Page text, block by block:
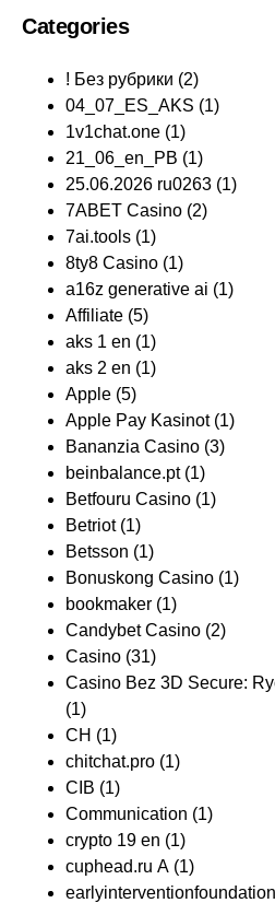
Categories
! Без рубрики (2)
04_07_ES_AKS (1)
1v1chat.one (1)
21_06_en_PB (1)
25.06.2026 ru0263 (1)
7ABET Casino (2)
7ai.tools (1)
8ty8 Casino (1)
a16z generative ai (1)
Affiliate (5)
aks 1 en (1)
aks 2 en (1)
Apple (5)
Apple Pay Kasinot(1)
Bananzia Casino (3)
beinbalance.pt(1)
Betfouru Casino (1)
Betriot(1)
Betsson (1)
Bonuskong Casino (1)
bookmaker (1)
Candybet Casino (2)
Casino (31)
Casino Bez 3D Secure:
(1)
CH (1)
chitchat.pro (1)
CIB (1)
Communication (1)
crypto 19 en (1)
cuphead.ru A (1)